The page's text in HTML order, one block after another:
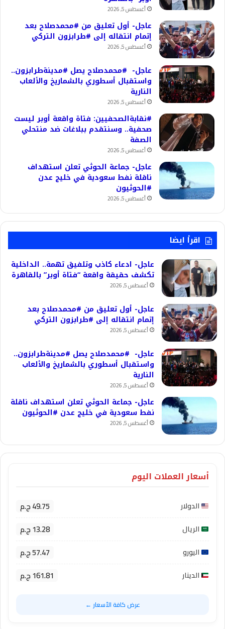
أغسطس 5, 2026
عاجل- أول تعليق من #محمدصلاح بعد
إتمام انتقاله إلى #طرابزون التركي
أغسطس 5, 2026
عاجل- #محمدصلاح يصل #مدينةطرابزون..
واستقبال أسطوري بالشماريخ والألعاب
النارية
أغسطس 5, 2026
#نقابةالصحفيين: فتاة واقعة أوبر ليست
صحفية.. وسنتقدم ببلاغات ضد منتحلي
الصفة
أغسطس 5, 2026
عاجل- جماعة الحوثي تعلن استهداف
ناقلة نفط سعودية في خليج عدن
#الحوثيون
أغسطس 5, 2026
اقرأ ايضا
عاجل- ادعاء كاذب وتلفيق تهمة.. الداخلية
تكشف حقيقة واقعة “فتاة أوبر” بالقاهرة
أغسطس 5, 2026
عاجل- أول تعليق من #محمدصلاح بعد
إتمام انتقاله إلى #طرابزون التركي
أغسطس 5, 2026
عاجل- #محمدصلاح يصل #مدينةطرابزون..
واستقبال أسطوري بالشماريخ والألعاب
النارية
أغسطس 5, 2026
عاجل- جماعة الحوثي تعلن استهداف ناقلة
نفط سعودية في خليج عدن #الحوثيون
أغسطس 5, 2026
أسعار العملات اليوم
الدولار 49.75 ج.م
الريال 13.28 ج.م
اليورو 57.47 ج.م
الدينار 161.81 ج.م
عرض كافة الأسعار ←